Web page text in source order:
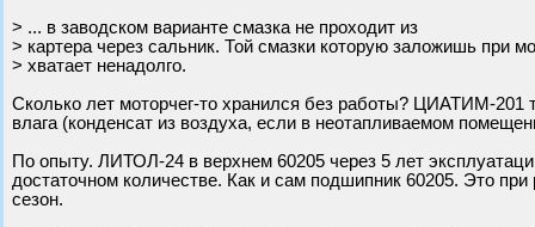
> ... в заводском варианте смазка не проходит из
> картера через сальник. Той смазки которую заложишь при
> хватает ненадолго.
Сколько лет моторчег-то хранился без работы? ЦИАТИМ-201
влага (конденсат из воздуха, если в неотапливаемом
По опыту. ЛИТОЛ-24 в верхнем 60205 через 5 лет
достаточном количестве. Как и сам подшипник 60205. Это
сезон.